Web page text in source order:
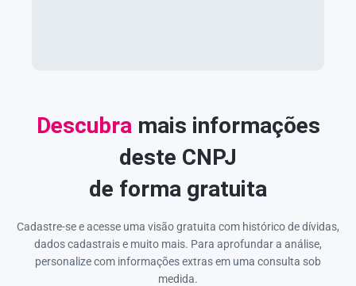
Descubra mais informações
deste CNPJ
de forma gratuita
Cadastre-se e acesse uma visão gratuita com histórico de dívidas,
dados cadastrais e muito mais. Para aprofundar a análise,
personalize com informações extras em uma consulta sob
medida.